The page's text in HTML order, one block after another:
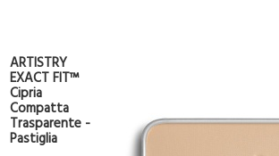
ARTISTRY
EXACT FIT™
Cipria
Compatta
Trasparente -
Pastiglia